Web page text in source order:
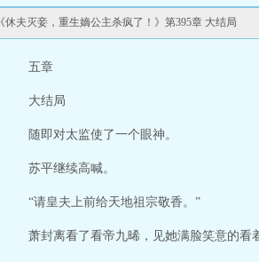
朝纲正律法。就在帝
知道，那个能杀人
《休夫灭妾，重生嫡公主杀疯了！》第395章 大结局
五章
大结局
随即对太监使了一个眼神。
苏平继续高喊。
“请皇夫上前给天地祖宗敬香。”
萧封离看了看帝九晞，见她满脸笑意的看